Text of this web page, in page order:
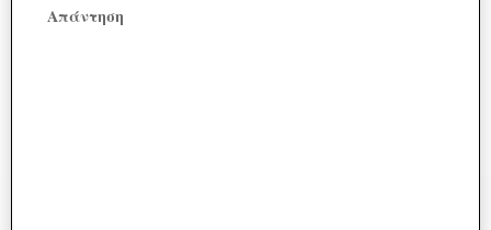
Απάντηση